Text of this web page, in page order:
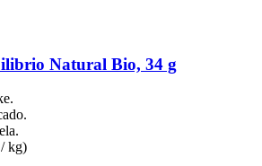
Natural Bio, 34 g
kg)